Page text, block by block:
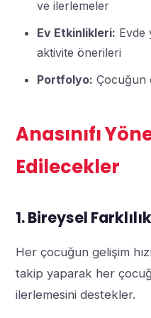
ve ilerlemeler
Ev Etkinlikleri: Evde
aktivite önerileri
Portfolyo: Çocuğun
Anasınıfı
Edilecekler
1. Bireysel
Her çocuğun gelişim
takip yaparak her
ilerlemesini destekler.